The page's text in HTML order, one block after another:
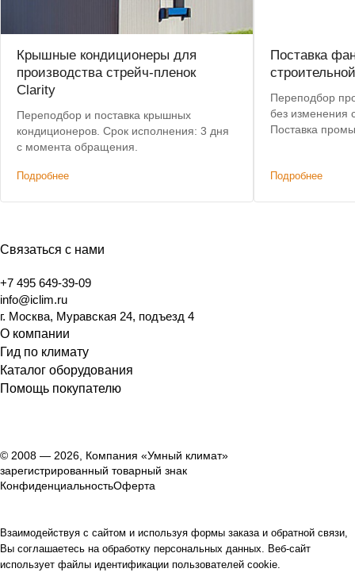
Крышные кондиционеры для
производства стрейч-пленок
Clarity
Переподбор и поставка крышных
кондиционеров. Срок исполнения: 3 дня
с момента обращения.
Подробнее
Поставка
Переподбор
без изменения
Поставка
Подробнее
Связаться с нами
+7 495 649-39-09
info@iclim.ru
г. Москва, Муравская 24, подъезд 4
О компании
Гид по климату
Каталог оборудования
Помощь покупателю
© 2008 — 2026, Компания «Умный климат»
зарегистрированный товарный знак
КонфиденциальностьОферта
Взаимодействуя с сайтом и используя формы заказа и обратной связи,
Вы соглашаетесь на обработку персональных данных. Веб-сайт
использует файлы идентификации пользователей cookie.